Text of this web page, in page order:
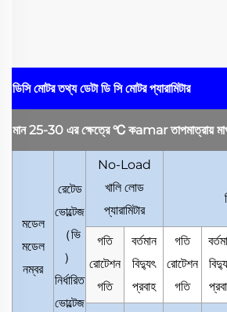
ডিসি মোটর তথ্য ডেটাডি সি মোটর প্যারামিটার
মান 25-30 এর ক্ষেত্রে℃ কamar তাপমাত্রায়
মডেল
মডেল
নম্বর
রেটেড
ভোল্টেজ
（ভি
）
নির্ধারিত
ভোল্টেজ
No-Load
খালি লোড
প্যারামিটার
গতি
রোটেশন
গতি
বর্তমান
বিদ্যুৎ
প্রবাহ
গতি
রোটেশন
গতি